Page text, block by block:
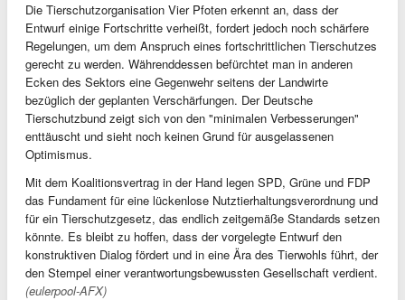
Die Tierschutzorganisation Vier Pfoten erkennt an, dass der
Entwurf einige Fortschritte verheißt, fordert jedoch noch schärfere
Regelungen, um dem Anspruch eines fortschrittlichen Tierschutzes
gerecht zu werden. Währenddessen befürchtet man in anderen
Ecken des Sektors eine Gegenwehr seitens der Landwirte
bezüglich der geplanten Verschärfungen. Der Deutsche
Tierschutzbund zeigt sich von den "minimalen Verbesserungen"
enttäuscht und sieht noch keinen Grund für ausgelassenen
Optimismus.
Mit dem Koalitionsvertrag in der Hand legen SPD, Grüne und FDP
das Fundament für eine lückenlose Nutztierhaltungsverordnung und
für ein Tierschutzgesetz, das endlich zeitgemäße Standards setzen
könnte. Es bleibt zu hoffen, dass der vorgelegte Entwurf den
konstruktiven Dialog fördert und in eine Ära des Tierwohls führt, der
den Stempel einer verantwortungsbewussten Gesellschaft verdient.
(eulerpool-AFX)